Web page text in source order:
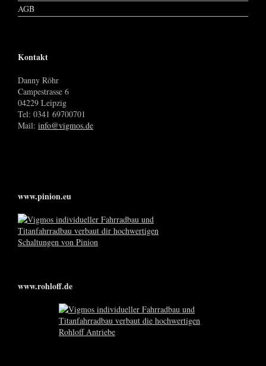
AGB
Kontakt
Danny Röhr
Campestrasse 6
04229 Leipzig
Tel: 0341 69700701
Mail: info@vigmos.de
www.pinion.eu
www.rohloff.de